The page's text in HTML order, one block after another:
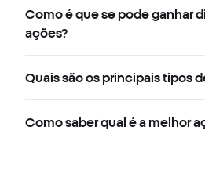
Como é que se pode ganhar
ações?
Quais são os principais tipos
Como saber qual é a melhor